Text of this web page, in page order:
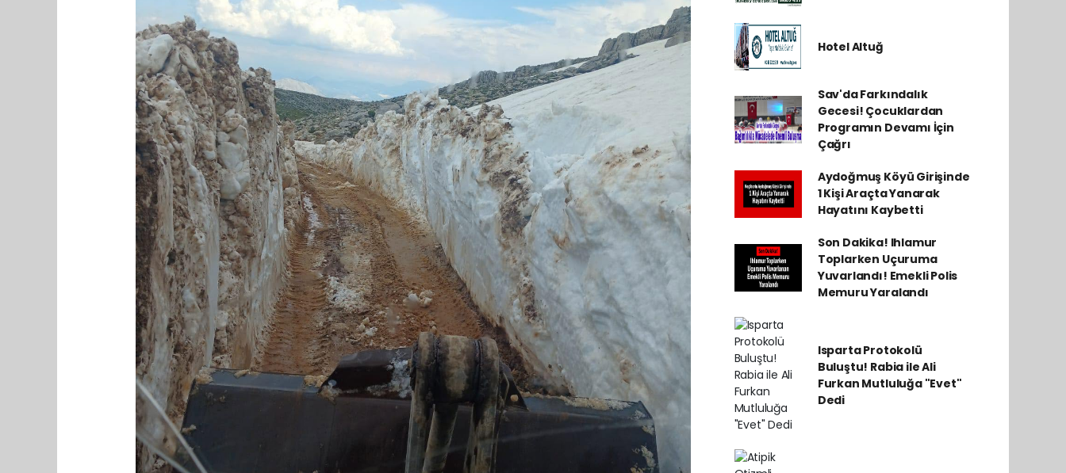
Hotel Altuğ
Sav'da Farkındalık
Gecesi! Çocuklardan
Programın Devamı İçin
Çağrı
Aydoğmuş Köyü Girişinde
1 Kişi Araçta Yanarak
Hayatını Kaybetti
Son Dakika! Ihlamur
Toplarken Uçuruma
Yuvarlandı! Emekli Polis
Memuru Yaralandı
Isparta Protokolü
Buluştu! Rabia ile Ali
Furkan Mutluluğa "Evet"
Dedi